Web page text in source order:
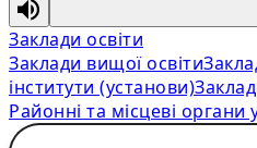
Заклади освіти
Заклади вищої освіти
інститути (установи)
Районні та місцеві органи